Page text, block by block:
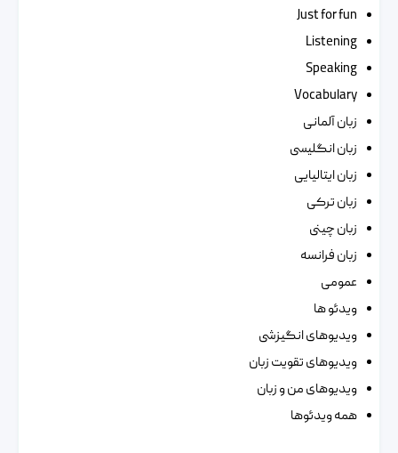
Just for fun
Listening
Speaking
Vocabulary
زبان آلمانی
زبان انگلیسی
زبان ایتالیایی
زبان ترکی
زبان چینی
زبان فرانسه
عمومی
ویدئو ها
ویدیوهای انگیزشی
ویدیوهای تقویت زبان
ویدیوهای من و زبان
همه ویدئوها